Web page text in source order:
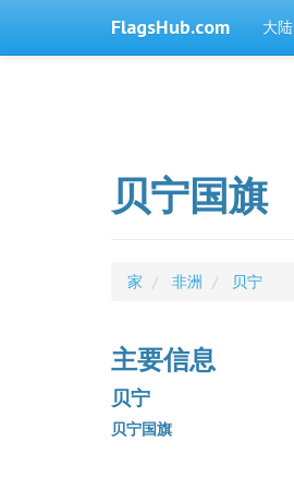
FlagsHub.com 大陆
贝宁国旗
家 非洲 贝宁
主要信息
贝宁
贝宁国旗